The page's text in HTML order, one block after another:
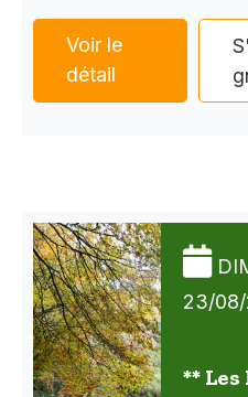
Voir le
détail
23/
**